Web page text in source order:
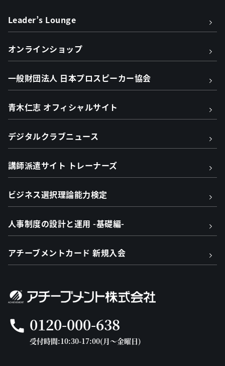
Leader’s Lounge
オンラインショップ
一般財団法人 日本プロスピーカー協会
青木仁志 オフィシャルサイト
デジタルクラブニュース
講師派遣サイト トレーナーズ
ビジネス選択理論能力検定
人事制度の設計と運用 -基礎編-
アチーブメントカード 新規入会
call 0120-000-638
受付時間:10:30-17:00(月～金曜日)